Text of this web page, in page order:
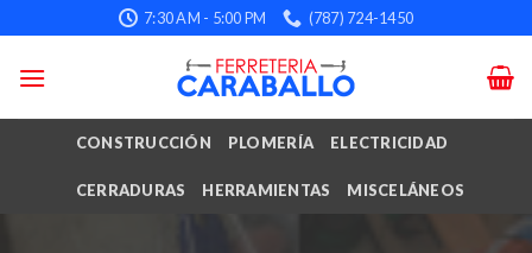
to
content
7:30 AM - 5:00 PM (787) 724-1450
CONSTRUCCIÓN PLOMERÍA ELECTRICIDAD
CERRADURAS HERRAMIENTAS MISCELÁNEOS